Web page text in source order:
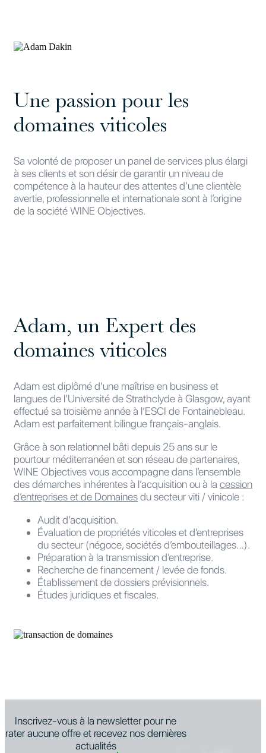
Une passion pour les
domaines viticoles
Sa volonté de proposer un panel de services plus élargi
à ses clients et son désir de garantir un niveau de
compétence à la hauteur des attentes d’une clientèle
avertie, professionnelle et internationale sont à l’origine
de la société WINE Objectives.
Adam, un Expert des
domaines viticoles
Adam est diplômé d’une maîtrise en business et
langues de l’Université de Strathclyde à Glasgow, ayant
effectué sa troisième année à l’ESCI de Fontainebleau.
Adam est parfaitement bilingue français-anglais.
Grâce à son relationnel bâti depuis 25 ans sur le
pourtour méditerranéen et son réseau de partenaires,
WINE Objectives vous accompagne dans l’ensemble
des démarches inhérentes à l’acquisition ou à la cession
d’entreprises et de Domainesdu secteur viti / vinicole :
Audit d’acquisition.
Évaluation de propriétés viticoles et d’entreprises
du secteur (négoce, sociétés d’embouteillages…).
Préparation à la transmission d’entreprise.
Recherche de financement / levée de fonds.
Établissement de dossiers prévisionnels.
Études juridiques et fiscales.
Inscrivez-vous à la newsletter pour ne
rater aucune offre et recevez nos dernières
actualités